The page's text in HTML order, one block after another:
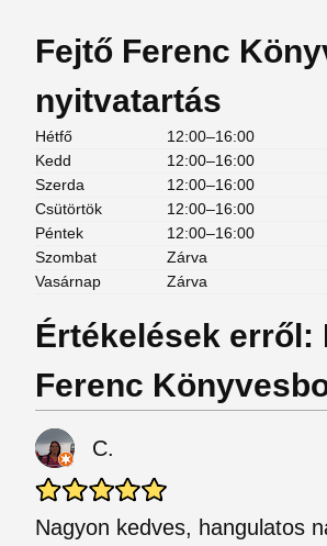
Fejtő Ferenc
nyitvatartás
Hétfő
12:00–16:00
Kedd
12:00–16:00
Szerda
12:00–16:00
Csütörtök
12:00–16:00
Péntek
12:00–16:00
Szombat
Zárva
Vasárnap
Zárva
Értékelések erről:
Ferenc
C.
Nagyon kedves, hangulatos